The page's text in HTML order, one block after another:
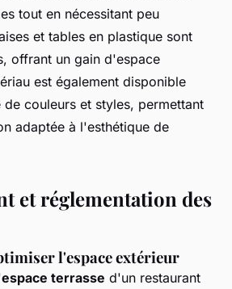
tout en nécessitant peu
et tables en plastique sont
offrant un gain d'espace
est également disponible
de couleurs et styles, permettant
adaptée à l'esthétique de
et réglementation des
l'espace extérieur
espace terrasse d'un restaurant